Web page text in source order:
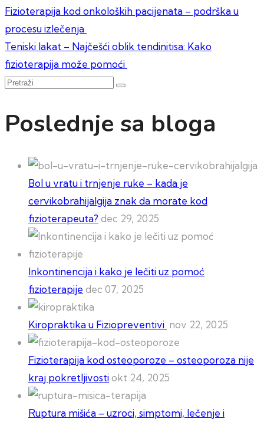
Kretanje
članka
Fizioterapija kod onkoloških pacijenata – podrška u
procesu izlečenja
Teniski lakat – Najčešći oblik tendinitisa: Kako
fizioterapija može pomoći
Pretraži
Poslednje sa bloga
Bol u vratu i trnjenje ruke – kada je
cervikobrahijalgija znak da morate kod
fizioterapeuta? dec 29, 2025
Inkontinencija i kako je lečiti uz pomoć
fizioterapije dec 07, 2025
Kiropraktika u Fiziopreventivi nov 22, 2025
Fizioterapija kod osteoporoze – osteoporoza nije
kraj pokretljivostiokt 24, 2025
Ruptura mišića – uzroci, simptomi, lečenje i